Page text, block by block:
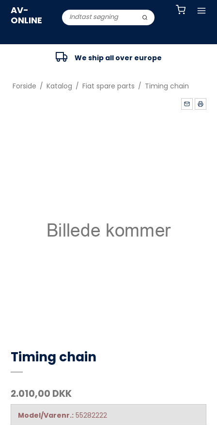
AV-
ONLINE
We ship all over europe
Forside / Katalog / Fiat spare parts / Timing chain
Timing chain
2.010,00 DKK
Model/Varenr.: 55282222